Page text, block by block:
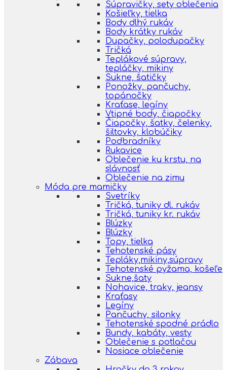
Súpravičky, sety oblečenia
Košieľky, tielka
Body dlhý rukáv
Body krátky rukáv
Dupačky, polodupačky
Tričká
Teplákové súpravy,
tepláčky, mikiny
Sukne, šatičky
Ponožky, pančuchy,
topánočky
Kraťase, legíny
Vtipné body, čiapočky
Čiapočky, šatky, čelenky,
šiltovky, klobúčiky
Podbradníky
Rukavice
Oblečenie ku krstu, na
slávnosť
Oblečenie na zimu
Móda pre mamičky
Svetríky
Tričká, tuniky dl. rukáv
Tričká, tuniky kr. rukáv
Blúzky
Blúzky
Topy, tielka
Tehotenské pásy
Tepláky,mikiny,súpravy
Tehotenské pyžama, košeľe
Sukne,šaty
Nohavice, traky, jeansy
Kraťasy
Legíny
Pančuchy, silonky
Tehotenské spodné prádlo
Bundy, kabáty, vesty
Oblečenie s potlačou
Nosiace oblečenie
Zábava